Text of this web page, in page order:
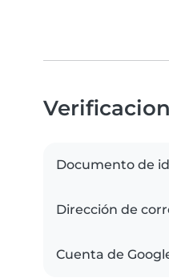
Documento de
Dirección de
Cuenta de